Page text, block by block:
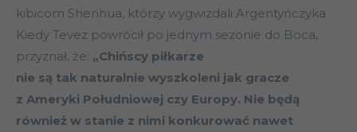
kibicom Shenhua, którzy wygwizdali Argentyńczyka.
Kiedy Tevez powrócił po jednym sezonie do Boca,
przyznał, że: „Chińscy piłkarze
nie są tak naturalnie wyszkoleni jak gracze
z Ameryki Południowej czy Europy. Nie będą
również w stanie z nimi konkurować nawet